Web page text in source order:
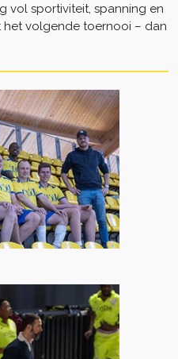
vol sportiviteit, spanning en
het volgende toernooi – dan